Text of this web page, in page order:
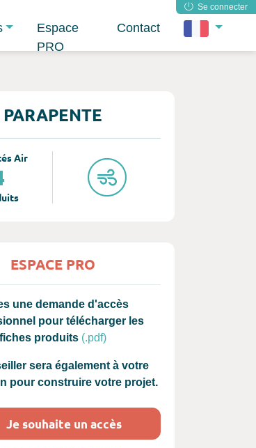
Se connecter
Espace
PRO
Contact
PARAPENTE
Air
ESPACE PRO
une demande d'accès
pour télécharger les
fiches produits (.pdf)
sera également à votre
pour construire votre projet.
Je souhaite un accès